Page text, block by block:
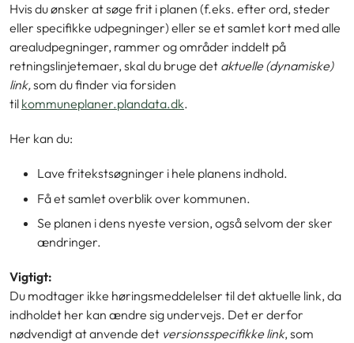
Hvis du ønsker at søge frit i planen (f.eks. efter ord, steder
eller specifikke udpegninger) eller se et samlet kort med alle
arealudpegninger, rammer og områder inddelt på
retningslinjetemaer, skal du bruge det aktuelle (dynamiske)
link,som du finder via forsiden
til kommuneplaner.plandata.dk.
Her kan du:
Lave fritekstsøgninger i hele planens indhold.
Få et samlet overblik over kommunen.
Se planen i dens nyeste version, også selvom der sker
ændringer.
Vigtigt:
Du modtager ikke høringsmeddelelser til det aktuelle link, da
indholdet her kan ændre sig undervejs. Det er derfor
nødvendigt at anvende det versionsspecifikke link, som